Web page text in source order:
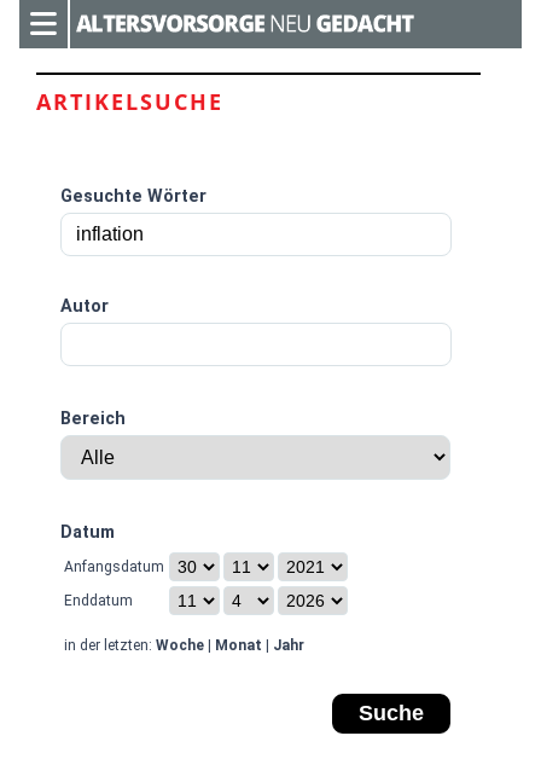
ARTIKELSUCHE
Gesuchte Wörter
Autor
Bereich
Datum
Anfangsdatum
Enddatum
in der letzten:Woche Monat Jahr